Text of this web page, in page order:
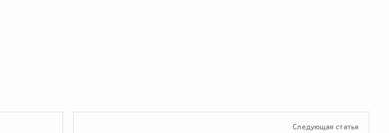
Следующая статья